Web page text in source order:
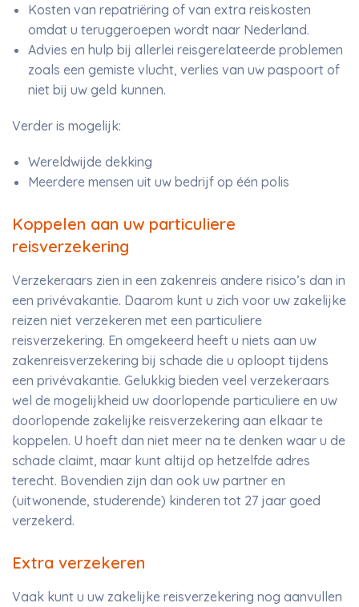
Kosten van repatriëring of van extra reiskosten
omdat u teruggeroepen wordt naar Nederland.
Advies en hulp bij allerlei reisgerelateerde problemen
zoals een gemiste vlucht, verlies van uw paspoort of
niet bij uw geld kunnen.
Verder is mogelijk:
Wereldwijde dekking
Meerdere mensen uit uw bedrijf op één polis
Koppelen aan uw particuliere
reisverzekering
Verzekeraars zien in een zakenreis andere risico’s dan in
een privévakantie. Daarom kunt u zich voor uw zakelijke
reizen niet verzekeren met een particuliere
reisverzekering. En omgekeerd heeft u niets aan uw
zakenreisverzekering bij schade die u oploopt tijdens
een privévakantie. Gelukkig bieden veel verzekeraars
wel de mogelijkheid uw doorlopende particuliere en uw
doorlopende zakelijke reisverzekering aan elkaar te
koppelen. U hoeft dan niet meer na te denken waar u de
schade claimt, maar kunt altijd op hetzelfde adres
terecht. Bovendien zijn dan ook uw partner en
(uitwonende, studerende) kinderen tot 27 jaar goed
verzekerd.
Extra verzekeren
Vaak kunt u uw zakelijke reisverzekering nog aanvullen